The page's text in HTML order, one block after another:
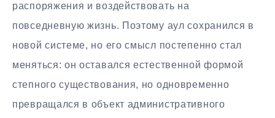
распоряжения и воздействовать на
повседневную жизнь. Поэтому аул сохранился в
новой системе, но его смысл постепенно стал
меняться: он оставался естественной формой
степного существования, но одновременно
превращался в объект административного